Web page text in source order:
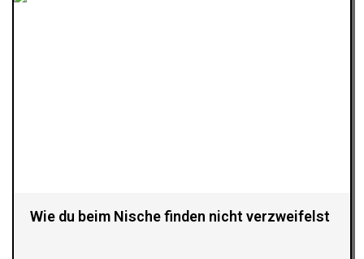
Wie du beim Nische finden nicht verzweifelst